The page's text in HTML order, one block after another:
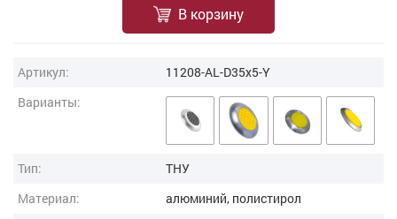
В корзину
Артикул:
11208-AL-D35x5-Y
Варианты:
Тип:
ТНУ
Материал:
алюминий, полистирол